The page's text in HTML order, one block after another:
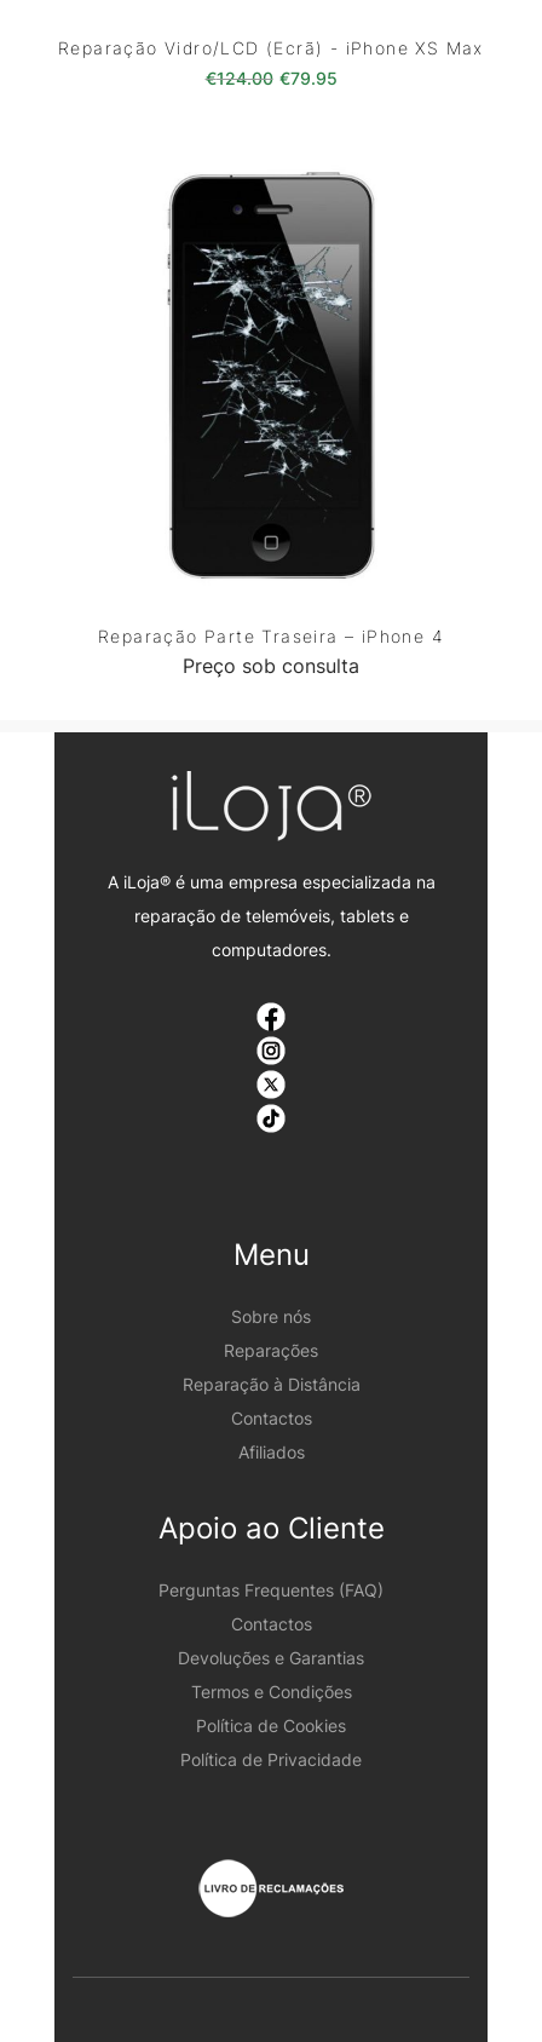
Reparação Vidro/LCD (Ecrã) - iPhone XS Max
€124.00 O preço original era:
€79.95O preço atual é:
Reparação Parte Traseira – iPhone 4
Preço sob consulta
A iLoja® é uma empresa especializada na
reparação de telemóveis, tablets e
computadores.
Menu
Sobre nós
Reparações
Reparação à Distância
Contactos
Afiliados
Apoio ao Cliente
Perguntas Frequentes (FAQ)
Contactos
Devoluções e Garantias
Termos e Condições
Política de Cookies
Política de Privacidade